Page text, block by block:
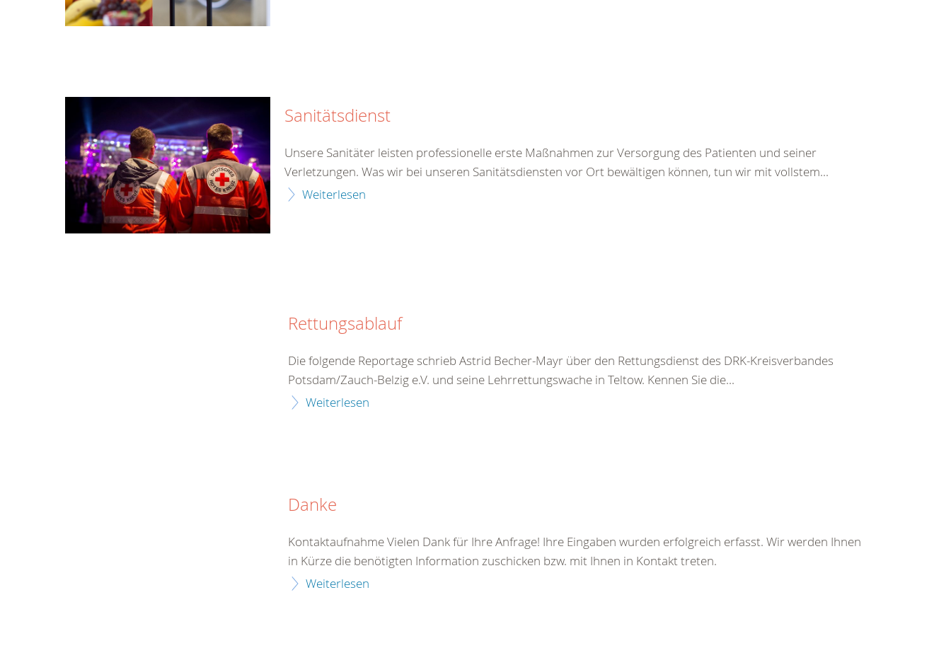
Sanitätsdienst
Unsere Sanitäter leisten professionelle erste Maßnahmen zur Versorgung des Patienten und seiner
Verletzungen. Was wir bei unseren Sanitätsdiensten vor Ort bewältigen können, tun wir mit vollstem...
Weiterlesen
Rettungsablauf
Die folgende Reportage schrieb Astrid Becher-Mayr über den Rettungsdienst des DRK-Kreisverbandes
Potsdam/Zauch-Belzig e.V. und seine Lehrrettungswache in Teltow. Kennen Sie die...
Weiterlesen
Danke
Kontaktaufnahme Vielen Dank für Ihre Anfrage! Ihre Eingaben wurden erfolgreich erfasst. Wir werden Ihnen
in Kürze die benötigten Information zuschicken bzw. mit Ihnen in Kontakt treten.
Weiterlesen